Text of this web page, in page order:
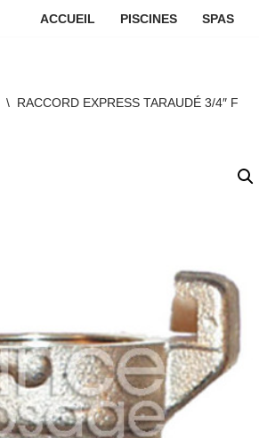
ACCUEIL PISCINES SPAS
\ RACCORD EXPRESS TARAUDÉ 3/4″ F